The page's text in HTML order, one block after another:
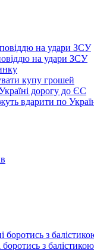
на удари ЗСУ
купу грошей
дорогу до ЄС
вдарити по
з балістикою